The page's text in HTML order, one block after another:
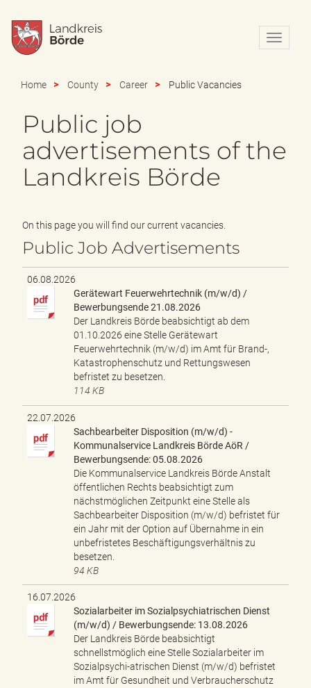
N
a
o
Home County Career Public Vacancies
Public job
advertisements of the
Landkreis Börde
On this page you will find our current vacancies.
Public Job Advertisements
06.08.2026
Gerätewart Feuerwehrtechnik (m/w/d) /
Bewerbungsende 21.08.2026
Der Landkreis Börde beabsichtigt ab dem
01.10.2026 eine Stelle Gerätewart
Feuerwehrtechnik (m/w/d) im Amt für Brand-,
Katastrophenschutz und Rettungswesen
befristet zu besetzen.
114 KB
22.07.2026
Sachbearbeiter Disposition (m/w/d) -
Kommunalservice Landkreis Börde AöR /
Bewerbungsende: 05.08.2026
Die Kommunalservice Landkreis Börde Anstalt
öffentlichen Rechts beabsichtigt zum
nächstmöglichen Zeitpunkt eine Stelle als
Sachbearbeiter Disposition (m/w/d) befristet für
ein Jahr mit der Option auf Übernahme in ein
unbefristetes Beschäftigungsverhältnis zu
besetzen.
94 KB
16.07.2026
Sozialarbeiter im Sozialpsychiatrischen Dienst
(m/w/d) / Bewerbungsende: 13.08.2026
Der Landkreis Börde beabsichtigt
schnellstmöglich eine Stelle Sozialarbeiter im
Sozialpsychi-atrischen Dienst (m/w/d) befristet
im Amt für Gesundheit und Verbraucherschutz